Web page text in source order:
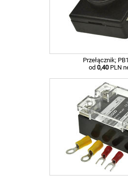
Przełącznik;
od 0,40 PLN